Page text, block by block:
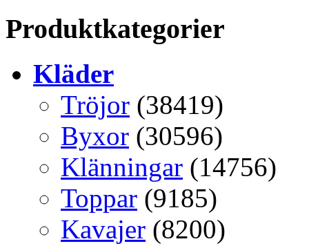
Produktkategorier
Kläder
Tröjor (38419)
Byxor (30596)
Klänningar (14756)
Toppar (9185)
Kavajer (8200)